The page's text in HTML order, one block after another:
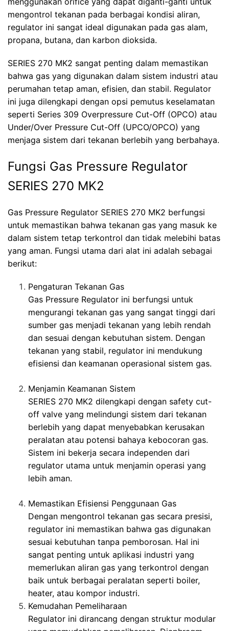
mengontrol tekanan pada berbagai kondisi aliran,
regulator ini sangat ideal digunakan pada gas alam,
propana, butana, dan karbon dioksida.
SERIES 270 MK2 sangat penting dalam memastikan
bahwa gas yang digunakan dalam sistem industri atau
perumahan tetap aman, efisien, dan stabil. Regulator
ini juga dilengkapi dengan opsi pemutus keselamatan
seperti Series 309 Overpressure Cut-Off (OPCO) atau
Under/Over Pressure Cut-Off (UPCO/OPCO) yang
menjaga sistem dari tekanan berlebih yang berbahaya.
Fungsi Gas Pressure Regulator
SERIES 270 MK2
Gas Pressure Regulator SERIES 270 MK2 berfungsi
untuk memastikan bahwa tekanan gas yang masuk ke
dalam sistem tetap terkontrol dan tidak melebihi batas
yang aman. Fungsi utama dari alat ini adalah sebagai
berikut:
Pengaturan Tekanan Gas
Gas Pressure Regulator ini berfungsi untuk
mengurangi tekanan gas yang sangat tinggi dari
sumber gas menjadi tekanan yang lebih rendah
dan sesuai dengan kebutuhan sistem. Dengan
tekanan yang stabil, regulator ini mendukung
efisiensi dan keamanan operasional sistem gas.
Menjamin Keamanan Sistem
SERIES 270 MK2 dilengkapi dengan safety cut-
off valve yang melindungi sistem dari tekanan
berlebih yang dapat menyebabkan kerusakan
peralatan atau potensi bahaya kebocoran gas.
Sistem ini bekerja secara independen dari
regulator utama untuk menjamin operasi yang
lebih aman.
Memastikan Efisiensi Penggunaan Gas
Dengan mengontrol tekanan gas secara presisi,
regulator ini memastikan bahwa gas digunakan
sesuai kebutuhan tanpa pemborosan. Hal ini
sangat penting untuk aplikasi industri yang
memerlukan aliran gas yang terkontrol dengan
baik untuk berbagai peralatan seperti boiler,
heater, atau kompor industri.
Kemudahan Pemeliharaan
Regulator ini dirancang dengan struktur modular